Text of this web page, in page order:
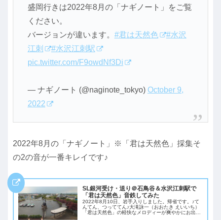
盛岡行きは2022年8月の「ナギノート」をご覧
ください。
バージョンが違います。 #君は天然色
#水沢
江刺
#水沢江刺駅
pic.twitter.com/F9owdNf3Di
— ナギノート (@naginote_tokyo) October 9,
2022
2022年8月の「ナギノート」※「君は天然色」採集そ
の2の音が一番キレイです♪
SL銀河受け・送り＠石鳥谷＆水沢江刺駅で
「君は天然色」音鉄してみた
2022年8月10日、岩手入りしました。帰省です。♪て
んてん、つっててん♪大滝詠一（おおたき えいいち）
「君は天然色」の軽快なメロディーが爽やかにお出迎